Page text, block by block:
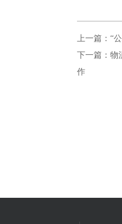
上一篇：“
下一篇：物
作